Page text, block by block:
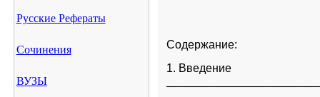
Русские Рефераты
Сочинения
ВУЗЫ
Содержание:
1. Введение